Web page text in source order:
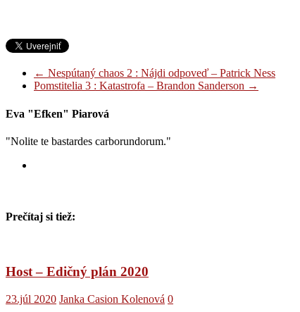
← Nespútaný chaos 2 : Nájdi odpoveď – Patrick Ness
Pomstitelia 3 : Katastrofa – Brandon Sanderson →
Eva "Efken" Piarová
"Nolite te bastardes carborundorum."
Prečítaj si tiež:
Host – Edičný plán 2020
23.júl 2020 Janka Casion Kolenová 0